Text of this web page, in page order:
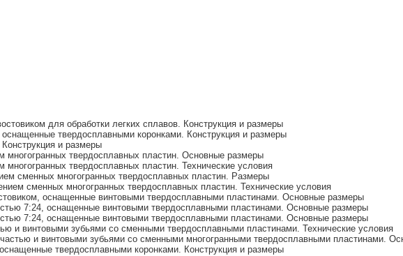
для обработки легких сплавов. Конструкция и размеры
твердосплавными коронками. Конструкция и размеры
и размеры
многогранных твердосплавных пластин. Основные размеры
твердосплавных пластин. Технические условия
сменных многогранных твердосплавных пластин. Размеры
сменных многогранных твердосплавных пластин. Технические условия
оснащенные винтовыми твердосплавными пластинами. Основные размеры
7:24, оснащенные винтовыми твердосплавными пластинами. Основные размеры
7:24, оснащенные винтовыми твердосплавными пластинами. Основные размеры
и винтовыми зубьями со сменными твердосплавными пластинами. Технические условия
и винтовыми зубьями со сменными многогранными твердосплавными пластинами.
твердосплавными коронками. Конструкция и размеры